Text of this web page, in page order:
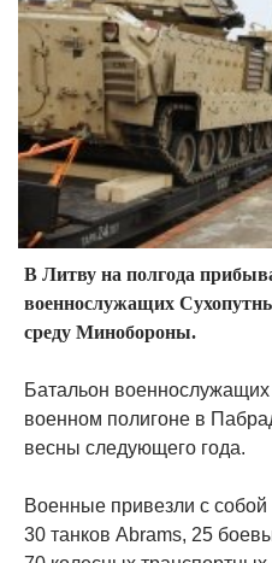
В Литву на полгода
военнослужащих
среду Минобороны.
Батальон
военном полигоне в
весны следующего года.
Военные привезли с
30 танков Abrams, 25